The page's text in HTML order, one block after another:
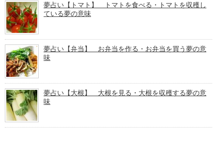
夢占い【トマト】 トマトを食べる・トマトを収穫し
ている夢の意味
夢占い【弁当】 お弁当を作る・お弁当を買う夢の意
味
夢占い【大根】 大根を見る・大根を収穫する夢の意
味